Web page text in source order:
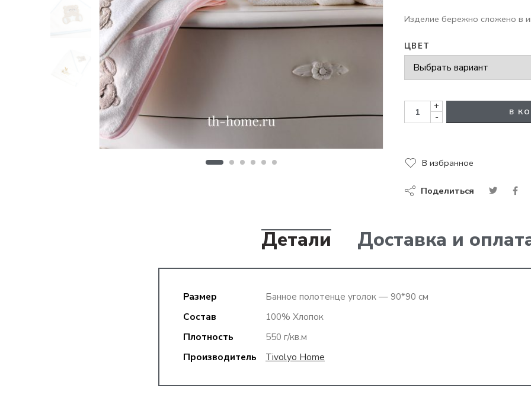
Изделие бережно сложено в
ЦВЕТ
+
-
В
В избранное
Поделиться
Детали Доставка и
Размер
Банное полотенце уголок — 90*90 см
Состав
100% Хлопок
Плотность
550 г/кв.м
Производитель
Tivolyo Home